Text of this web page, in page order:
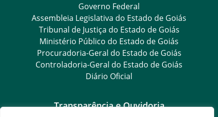
Governo Federal
Assembleia Legislativa do Estado de Goiás
Tribunal de Justiça do Estado de Goiás
Ministério Público do Estado de Goiás
Procuradoria-Geral do Estado de Goiás
Controladoria-Geral do Estado de Goiás
Diário Oficial
Transparência e Ouvidoria